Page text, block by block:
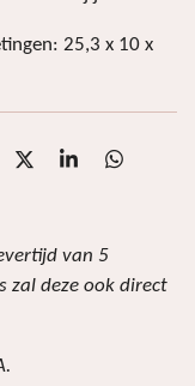
25,3 x 10 x
D
S
e
D
van 5
zal deze ook direct